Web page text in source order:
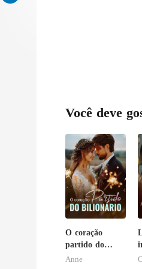
Você deve
O coração
partido do
bilionário
Anne